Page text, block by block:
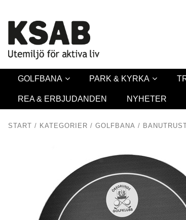
GOLFBANA PARK & KYRKA
REA & ERBJUDANDEN NYHETER
START / KATEGORIER / GOLFBANA /